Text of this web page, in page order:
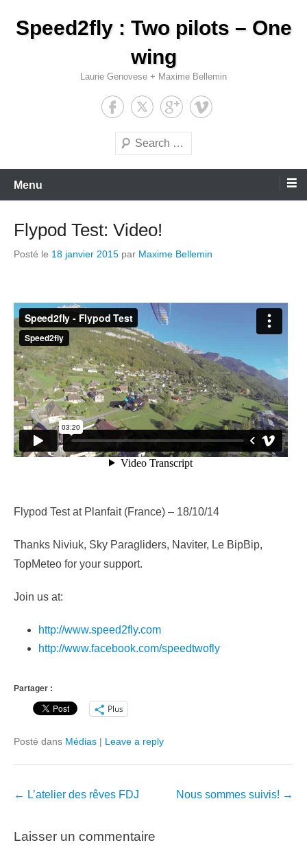
Speed2fly : Two pilots – One
wing
Laurie Genovese + Maxime Bellemin
Recherche
Menu
Flypod Test: Video!
Posté le 18 janvier 2015 par Maxime Bellemin
Flypod Test at Planfait (France) – 18/10/14
Thanks Niviuk, Sky Paragliders, Naviter, Le BipBip,
TopMeteo for your support.
Join us at:
http://www.speed2fly.com
http://www.facebook.com/speedtwofly
Partager :
Plus
Posté dans Médias | Leave a reply
Navigation
les
← L’atelier des rêves FDJ Nous sommes suivis! →
Laisser un commentaire